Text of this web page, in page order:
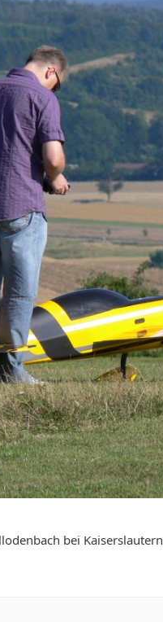
bei Kaiserslautern